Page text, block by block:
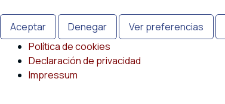
Aceptar Denegar Ver preferencias
Política de cookies
Declaración de privacidad
Impressum